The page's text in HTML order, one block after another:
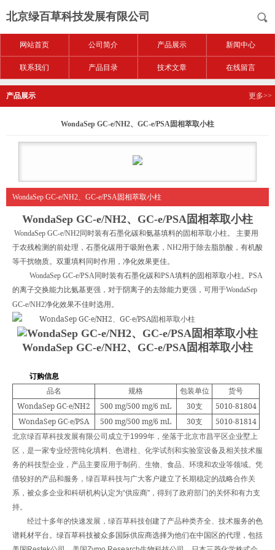
北京绿百草科技发展有限公司
网站首页 公司简介 产品展示 新闻中心
联系我们 产品目录 技术文章 在线留言
产品展示 更多>>
WondaSep GC-e/NH2、GC-e/PSA固相萃取小柱
WondaSep GC-e/NH2、GC-e/PSA固相萃取小柱
WondaSep GC-e/NH2、 GC-e/PSA 固相萃取小柱
WondaSep GC-e/NH2同时装有石墨化碳和氨基填料的固相萃取小柱。 主要用
于农残检测的前处理，石墨化碳用于吸附色素， NH2用于除去脂肪酸，有机酸
等干扰物质。双重填料同时作用，净化效果更佳。
WondaSep GC-e/PSA同时装有石墨化碳和PSA填料的固相萃取小柱。 PSA
的离子交换能力比氨基更强，对于阴离子的去除能力更强，可用于WondaSep
GC-e/NH2净化效果不佳时选用。
WondaSep GC-e/NH2、GC-e/PSA固相萃取小柱
订购信息
品名
规格 包装单位 货号
WondaSep GC-e/NH2 500 mg/500 mg/6 mL 30支
5010-81804
WondaSep GC-e/PSA
500 mg/500 mg/6 mL 30支 5010-81814
北京绿百草科技发展有限公司成立于1999年，坐落于北京市昌平区企业墅上
区，是一家专业经营纯化填料、色谱柱、化学试剂和实验室设备及相关技术服
务的科技型企业，产品主要应用于制药、生物、食品、环境和农业等领域。凭
借较好的产品和服务，绿百草科技与广大客户建立了长期稳定的战略合作关
系，被众多企业和科研机构认定为“供应商" ，得到了政府部门的关怀和有力支
持。
经过十多年的快速发展，绿百草科技创建了产品种类齐全、技术服务的色
谱耗材平台。绿百草科技被众多国际供应商选择为他们在中国区的代理，包括